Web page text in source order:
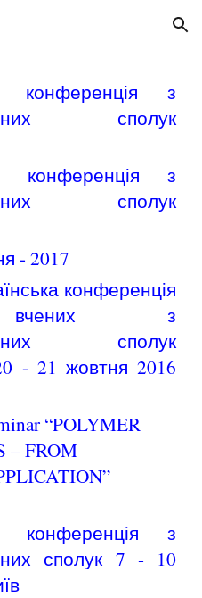
Skip to navigation
конференція з
сполук
конференція з
сполук
- 2017
конференція
вчених з
сполук
- 21 жовтня 2016
“POLYMER
– FROM
конференція з
сполук 7 - 10